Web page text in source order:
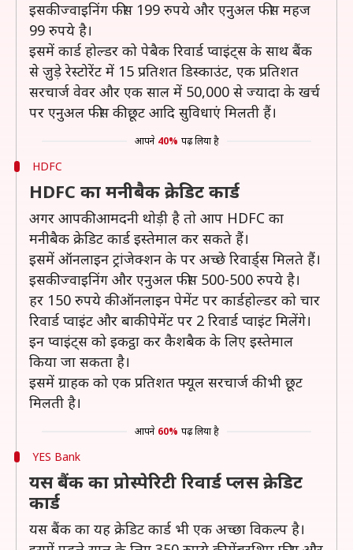
इसकी ज्वाइनिंग फीस 199 रुपये और एनुअल फीस महज
99 रुपये है।
इसमें कार्ड होल्डर को पेबैक रिवार्ड प्वाइंट्स के साथ बैंक
से जु़ड़े रेस्टोरेंट में 15 प्रतिशत डिस्काउंट, एक प्रतिशत
सरचार्ज वेवर और एक साल में 50,000 से ज्यादा के खर्च
पर एनुअल फीस की छूट आदि सुविधाएं मिलती हैं।
आपने 40% पढ़ लिया है
HDFC
HDFC का मनीबैक क्रेडिट कार्ड
अगर आपकी आमदनी थोड़ी है तो आप HDFC का
मनीबैक क्रेडिट कार्ड इस्तेमाल कर सकते हैं।
इसमें ऑनलाइन ट्रांजेक्शन के पर अच्छे रिवार्ड्स मिलते हैं।
इसकी ज्वाइनिंग और एनुअल फीस 500-500 रुपये है।
हर 150 रुपये की ऑनलाइन पेमेंट पर कार्डहोल्डर को चार
रिवार्ड प्वाइंट और बाकी पेमेंट पर 2 रिवार्ड प्वाइंट मिलेंगे।
इन प्वाइंट्स को इकट्ठा कर कैशबैक के लिए इस्तेमाल
किया जा सकता है।
इसमें ग्राहक को एक प्रतिशत फ्यूल सरचार्ज की भी छूट
मिलती है।
आपने 60% पढ़ लिया है
YES Bank
यस बैंक का प्रोस्पेरिटी रिवार्ड प्लस क्रेडिट
कार्ड
यस बैंक का यह क्रेडिट कार्ड भी एक अच्छा विकल्प है।